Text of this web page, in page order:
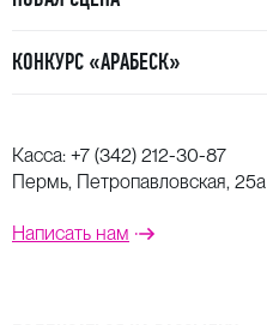
КОНКУРС «АРАБЕСК»
Касса: +7 (342) 212-30-87
Пермь, Петропавловская, 25а
Написать нам